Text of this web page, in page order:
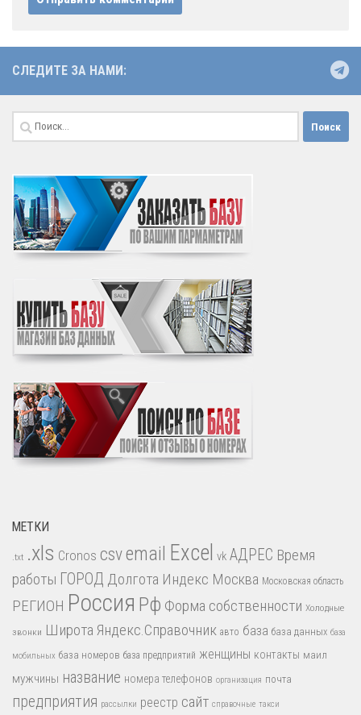
СЛЕДИТЕ ЗА НАМИ:
Найти:
МЕТКИ
.txt .xls Cronos csvemail Excel vk АДРЕС Время
работы ГОРОД Долгота Индекс Москва Московская область
РЕГИОН Россия Рф Форма собственности Холодные
звонки Широта Яндекс.Справочник авто база база данных база
мобильных база номеров база предприятий женщины контакты маил
мужчины название номера телефонов организация почта
предприятия рассылки реестр сайт справочные такси